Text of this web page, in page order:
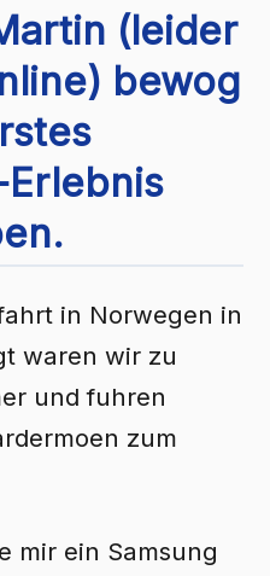
(leider
bewog
in Norwegen in
waren wir zu
und fuhren
zum
mir ein Samsung